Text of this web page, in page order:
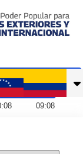
:08 09:08